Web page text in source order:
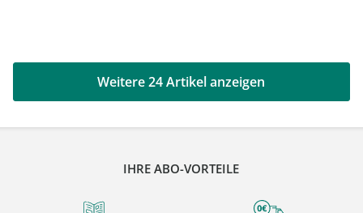
Weitere 24 Artikel anzeigen
IHRE ABO-VORTEILE